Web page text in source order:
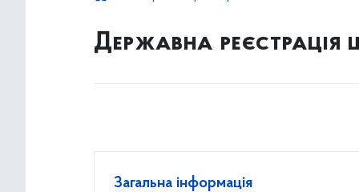
Державна реєстрація
Загальна інформація